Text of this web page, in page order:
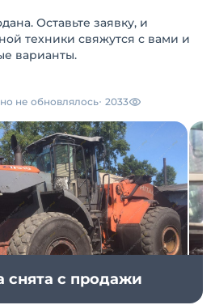
Оставьте заявку, и
техники свяжутся с вами и
варианты.
не обновлялось 2033
снята с продажи